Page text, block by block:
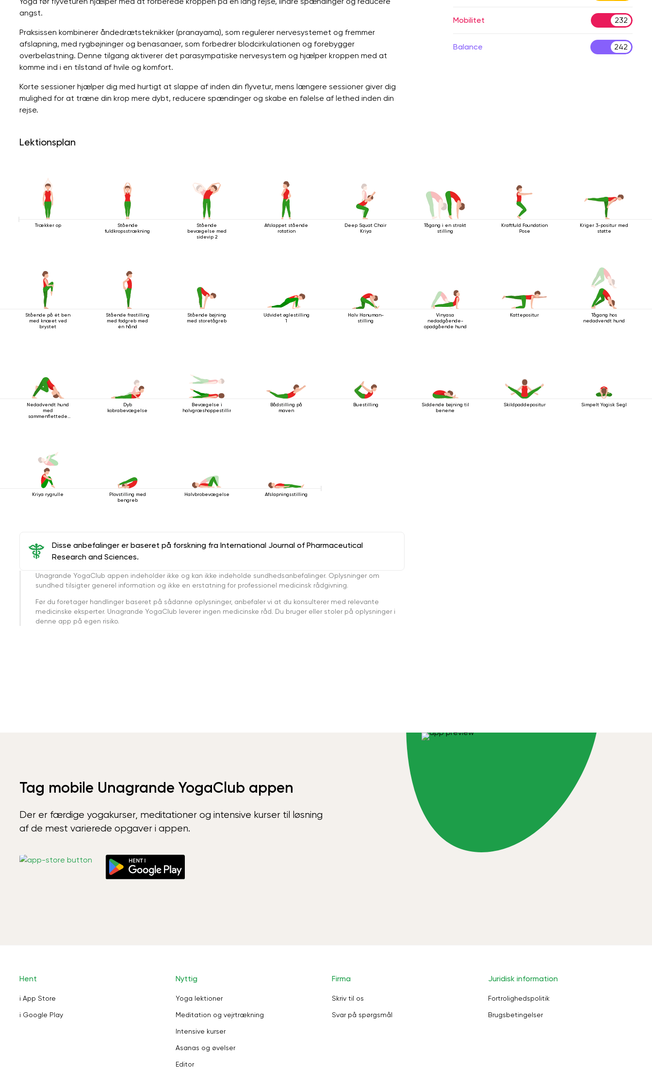
angst.
Praksissen kombinerer åndedrætsteknikker (pranayama), som regulerer nervesystemet og fremmer
afslapning, med rygbøjninger og benasanaer, som forbedrer blodcirkulationen og forebygger
overbelastning. Denne tilgang aktiverer det parasympatiske nervesystem og hjælper kroppen med at
komme ind i en tilstand af hvile og komfort.
Korte sessioner hjælper dig med hurtigt at slappe af inden din flyvetur, mens længere sessioner giver dig
mulighed for at træne din krop mere dybt, reducere spændinger og skabe en følelse af lethed inden din
rejse.
Mobilitet 232
Balance 242
Lektionsplan
Trækker op
Stående
fuldkropsstrækning
Stående
bevægelse med
sidevip 2
Afslappet stående
rotation
Deep Squat Chair
Kriya
Tågang i en strakt
stilling
Kraftfuld Foundation
Pose
Kriger 3-positur med
støtte
Stående på ét ben
med knæet ved
brystet
Stående frøstilling
med fodgreb med
én hånd
Stående bøjning
med storetågreb
Udvidet øglestilling
1
Halv Hanuman-
stilling
Vinyasa
nedadgående-
opadgående hund
Kattepositur
Tågang hos
nedadvendt hund
Nedadvendt hund
med
sammenflettede
Dyb
kobrabevægelse
Bevægelse i
halvgræshoppestillingen
Bådstilling på
maven
Buestilling
Siddende bøjning til
benene
Skildpaddepositur Simpelt Yogisk Segl
Kriya rygrulle
Plovstilling med
bengreb
Halvbrobevægelse Afslapningsstilling
Disse anbefalinger er baseret på forskning fra International Journal of Pharmaceutical
Research and Sciences.
Unagrande YogaClub appen indeholder ikke og kan ikke indeholde sundhedsanbefalinger. Oplysninger om
sundhed tilsigter generel information og ikke en erstatning for professionel medicinsk rådgivning.
Før du foretager handlinger baseret på sådanne oplysninger, anbefaler vi at du konsulterer med relevante
medicinske eksperter. Unagrande YogaClub leverer ingen medicinske råd. Du bruger eller stoler på oplysninger i
denne app på egen risiko.
Tag mobile Unagrande YogaClub appen
Der er færdige yogakurser, meditationer og intensive kurser til løsning
af de mest varierede opgaver i appen.
Hent
i App Store
i Google Play
Nyttig
Yoga lektioner
Meditation og vejrtrækning
Intensive kurser
Asanas og øvelser
Editor
Firma
Skriv til os
Svar på spørgsmål
Juridisk information
Fortrolighedspolitik
Brugsbetingelser